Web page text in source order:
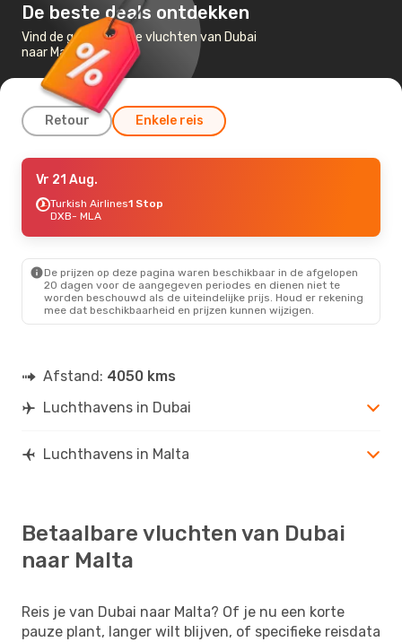
De beste deals ontdekken
Vind de goedkoopste vluchten van Dubai
naar Malta
Retour Enkele reis
Zo 23 Aug.
Turkish Airlines1 Stop
DXB- MLA
MLA- DXB
Vr 21 Aug.
Turkish Airlines1 Stop
DXB- MLA
De prijzen op deze pagina waren beschikbaar in de afgelopen
20 dagen voor de aangegeven periodes en dienen niet te
worden beschouwd als de uiteindelijke prijs. Houd er rekening
mee dat beschikbaarheid en prijzen kunnen wijzigen.
Afstand: 4050 kms
Luchthavens in Dubai
Luchthavens in Malta
Betaalbare vluchten van Dubai
naar Malta
Reis je van Dubai naar Malta? Of je nu een korte
pauze plant, langer wilt blijven, of specifieke reisdata